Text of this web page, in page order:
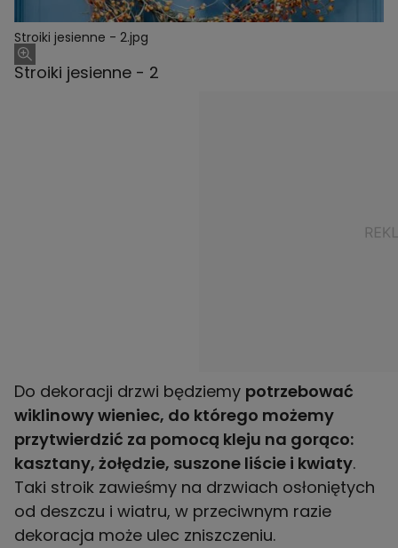
Stroiki jesienne - 2.jpg
Stroiki jesienne - 2
Do dekoracji drzwi będziemy potrzebować
wiklinowy wieniec, do którego możemy
przytwierdzić za pomocą kleju na gorąco:
kasztany, żołędzie, suszone liście i kwiaty.
Taki stroik zawieśmy na drzwiach osłoniętych
od deszczu i wiatru, w przeciwnym razie
dekoracja może ulec zniszczeniu.